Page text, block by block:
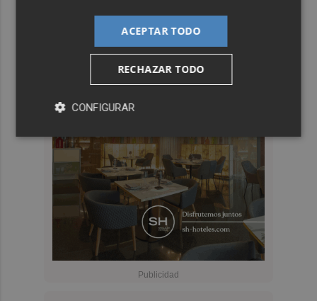
ACEPTAR TODO
RECHAZAR TODO
CONFIGURAR